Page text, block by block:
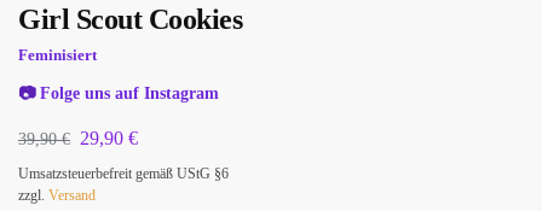
Girl Scout Cookies
Feminisiert
📷Folge uns auf Instagram
39,90€ 29,90 €
Umsatzsteuerbefreit gemäß UStG §6
zzgl. Versand